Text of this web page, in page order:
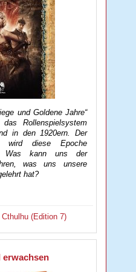
und Goldene Jahre“
Rollenspielsystem
in den 1920ern. Der
wird diese Epoche
Was kann uns der
was uns unsere
hat?
Cthulhu (Edition 7)
erwachsen